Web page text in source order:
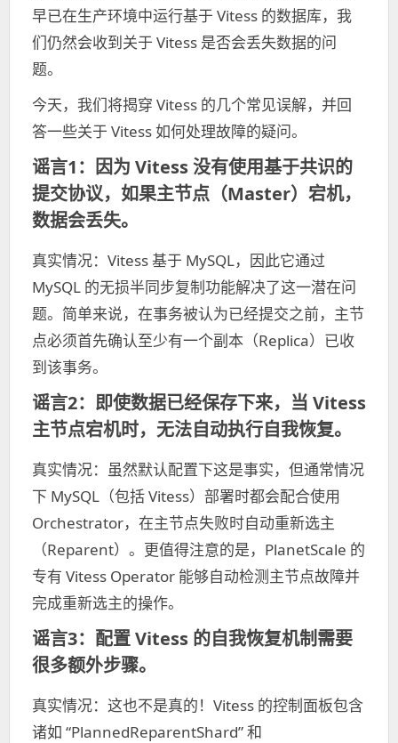
早已在生产环境中运行基于 Vitess 的数据库，我
们仍然会收到关于 Vitess 是否会丢失数据的问
题。
今天，我们将揭穿 Vitess 的几个常见误解，并回
答一些关于 Vitess 如何处理故障的疑问。
谣言1：因为 Vitess 没有使用基于共识的
提交协议，如果主节点（Master）宕机，
数据会丢失。
真实情况：Vitess 基于 MySQL，因此它通过
MySQL 的无损半同步复制功能解决了这一潜在问
题。简单来说，在事务被认为已经提交之前，主节
点必须首先确认至少有一个副本（Replica）已收
到该事务。
谣言2：即使数据已经保存下来，当 Vitess
主节点宕机时，无法自动执行自我恢复。
真实情况：虽然默认配置下这是事实，但通常情况
下 MySQL（包括 Vitess）部署时都会配合使用
Orchestrator，在主节点失败时自动重新选主
（Reparent）。更值得注意的是，PlanetScale 的
专有 Vitess Operator 能够自动检测主节点故障并
完成重新选主的操作。
谣言3：配置 Vitess 的自我恢复机制需要
很多额外步骤。
真实情况：这也不是真的！Vitess 的控制面板包含
诸如 “PlannedReparentShard” 和